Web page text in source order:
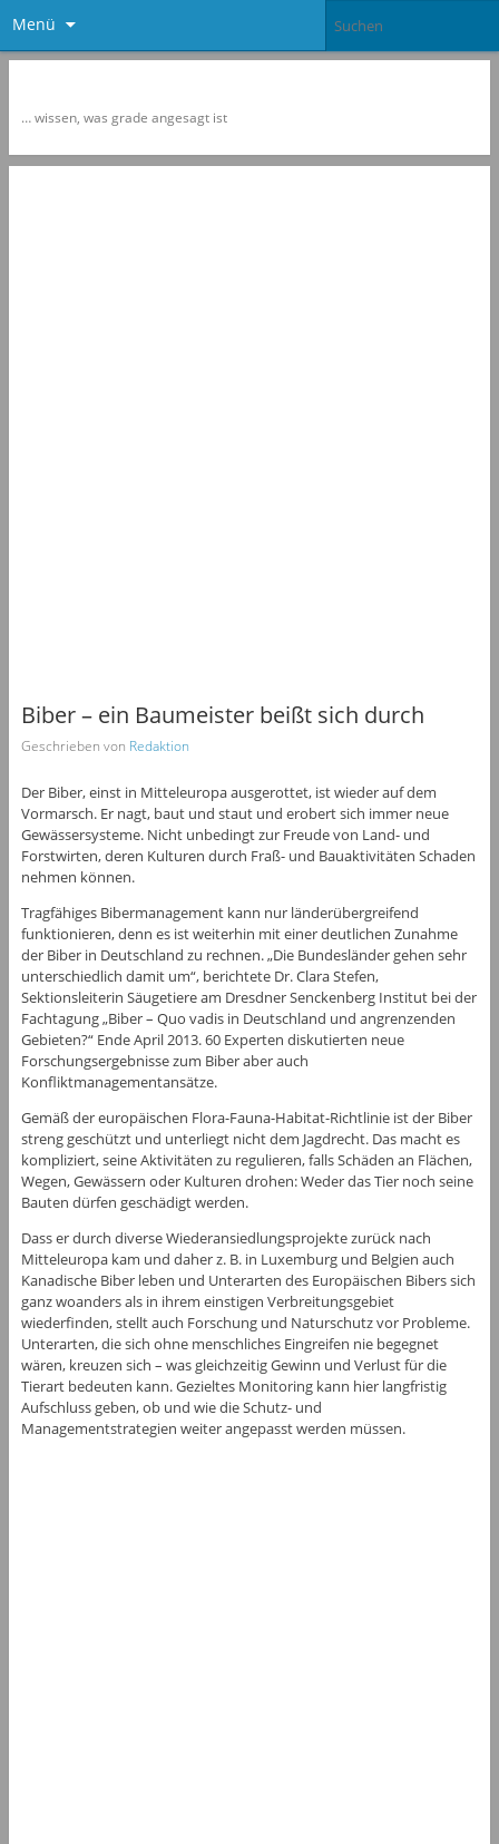
Menü
… wissen, was grade angesagt ist
Biber – ein Baumeister beißt sich durch
Geschrieben von Redaktion
Der Biber, einst in Mitteleuropa ausgerottet, ist wieder auf dem
Vormarsch. Er nagt, baut und staut und erobert sich immer neue
Gewässersysteme. Nicht unbedingt zur Freude von Land- und
Forstwirten, deren Kulturen durch Fraß- und Bauaktivitäten Schaden
nehmen können.
Tragfähiges Bibermanagement kann nur länderübergreifend
funktionieren, denn es ist weiterhin mit einer deutlichen Zunahme
der Biber in Deutschland zu rechnen. „Die Bundesländer gehen sehr
unterschiedlich damit um“, berichtete Dr. Clara Stefen,
Sektionsleiterin Säugetiere am Dresdner Senckenberg Institut bei der
Fachtagung „Biber – Quo vadis in Deutschland und angrenzenden
Gebieten?“ Ende April 2013. 60 Experten diskutierten neue
Forschungsergebnisse zum Biber aber auch
Konfliktmanagementansätze.
Gemäß der europäischen Flora-Fauna-Habitat-Richtlinie ist der Biber
streng geschützt und unterliegt nicht dem Jagdrecht. Das macht es
kompliziert, seine Aktivitäten zu regulieren, falls Schäden an Flächen,
Wegen, Gewässern oder Kulturen drohen: Weder das Tier noch seine
Bauten dürfen geschädigt werden.
Dass er durch diverse Wiederansiedlungsprojekte zurück nach
Mitteleuropa kam und daher z. B. in Luxemburg und Belgien auch
Kanadische Biber leben und Unterarten des Europäischen Bibers sich
ganz woanders als in ihrem einstigen Verbreitungsgebiet
wiederfinden, stellt auch Forschung und Naturschutz vor Probleme.
Unterarten, die sich ohne menschliches Eingreifen nie begegnet
wären, kreuzen sich – was gleichzeitig Gewinn und Verlust für die
Tierart bedeuten kann. Gezieltes Monitoring kann hier langfristig
Aufschluss geben, ob und wie die Schutz- und
Managementstrategien weiter angepasst werden müssen.